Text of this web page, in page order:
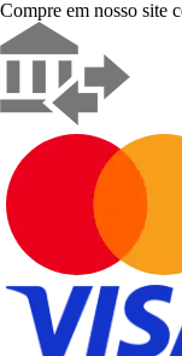
Compre em nosso site